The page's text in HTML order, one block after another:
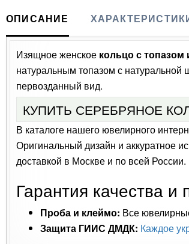
ОПИСАНИЕ
Изящное женское кольцо с топазом
натуральным топазом с
первозданный вид.
КУПИТЬ СЕРЕБРЯНОЕ
В каталоге нашего ювелирного
Оригинальный дизайн и аккуратное
доставкой в Москве и по всей России.
Гарантия качества
Проба и клеймо: Все
Защита ГИИС ДМДК: Каждое